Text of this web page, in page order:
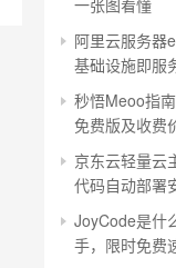
一张图看懂
阿里云服务器
基础设施即服
秒悟Meoo指
免费版及收费
京东云轻量云
代码自动部署
JoyCode是什
手，限时免费